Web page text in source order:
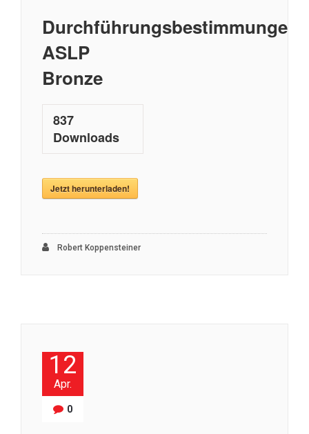
Durchführungsbestimmungen
ASLP
Bronze
837
Downloads
Jetzt herunterladen!
Robert Koppensteiner
12
Apr.
0